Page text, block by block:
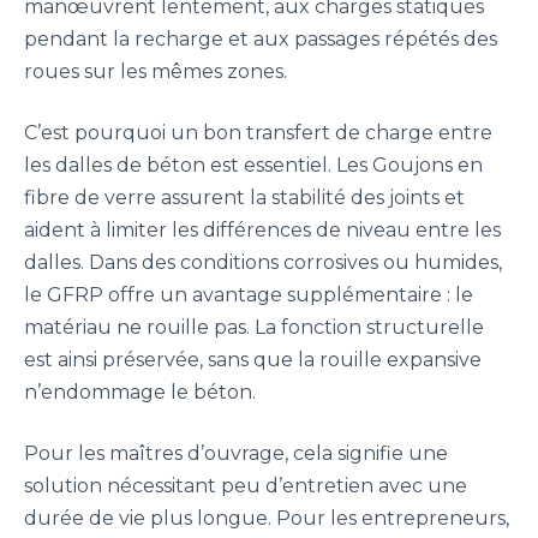
manœuvrent lentement, aux charges statiques
pendant la recharge et aux passages répétés des
roues sur les mêmes zones.
C’est pourquoi un bon transfert de charge entre
les dalles de béton est essentiel. Les Goujons en
fibre de verre assurent la stabilité des joints et
aident à limiter les différences de niveau entre les
dalles. Dans des conditions corrosives ou humides,
le GFRP offre un avantage supplémentaire : le
matériau ne rouille pas. La fonction structurelle
est ainsi préservée, sans que la rouille expansive
n’endommage le béton.
Pour les maîtres d’ouvrage, cela signifie une
solution nécessitant peu d’entretien avec une
durée de vie plus longue. Pour les entrepreneurs,